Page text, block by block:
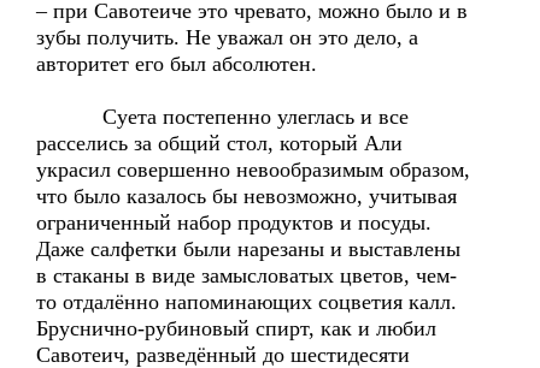
– при Савотеиче это чревато, можно было и в
зубы получить. Не уважал он это дело, а
авторитет его был абсолютен.
Суета постепенно улеглась и все
расселись за общий стол, который Али
украсил совершенно невообразимым образом,
что было казалось бы невозможно, учитывая
ограниченный набор продуктов и посуды.
Даже салфетки были нарезаны и выставлены
в стаканы в виде замысловатых цветов, чем-
то отдалённо напоминающих соцветия калл.
Бруснично-рубиновый спирт, как и любил
Савотеич, разведённый до шестидесяти